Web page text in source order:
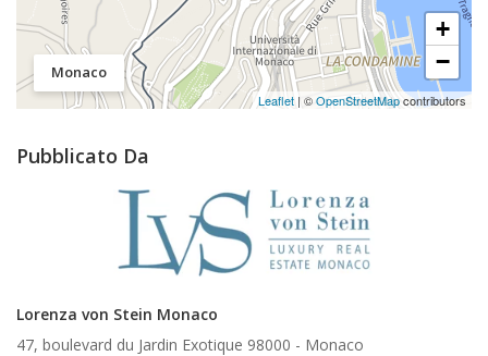
Monaco
+
−
Leaflet | ©OpenStreetMapcontributors
Pubblicato Da
Lorenza von Stein Monaco
47, boulevard du Jardin Exotique 98000 - Monaco